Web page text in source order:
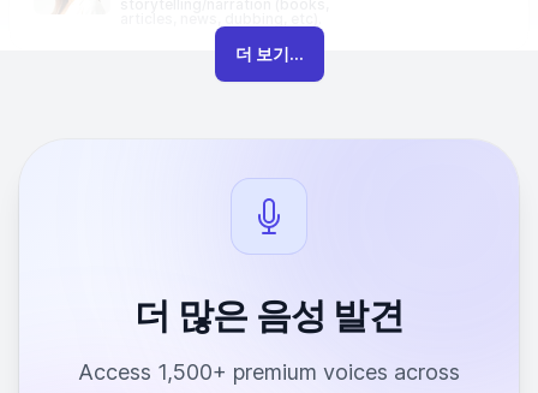
더 보기...
더 많은 음성 발견
Access 1,500+ premium voices across